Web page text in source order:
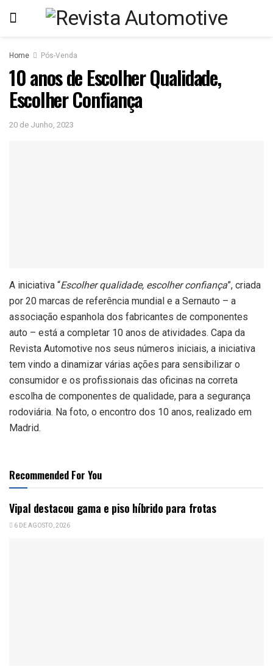
Home Pós-Venda
10 anos de Escolher Qualidade,
Escolher Confiança
20 de Junho, 2023
A iniciativa “Escolher qualidade, escolher confiança”, criada
por 20 marcas de referência mundial e a Sernauto – a
associação espanhola dos fabricantes de componentes
auto – está a completar 10 anos de atividades. Capa da
Revista Automotive nos seus números iniciais, a iniciativa
tem vindo a dinamizar várias ações para sensibilizar o
consumidor e os profissionais das oficinas na correta
escolha de componentes de qualidade, para a segurança
rodoviária. Na foto, o encontro dos 10 anos, realizado em
Madrid.
Recommended For You
Vipal destacou gama e piso híbrido para frotas
6 DE AGOSTO, 2026